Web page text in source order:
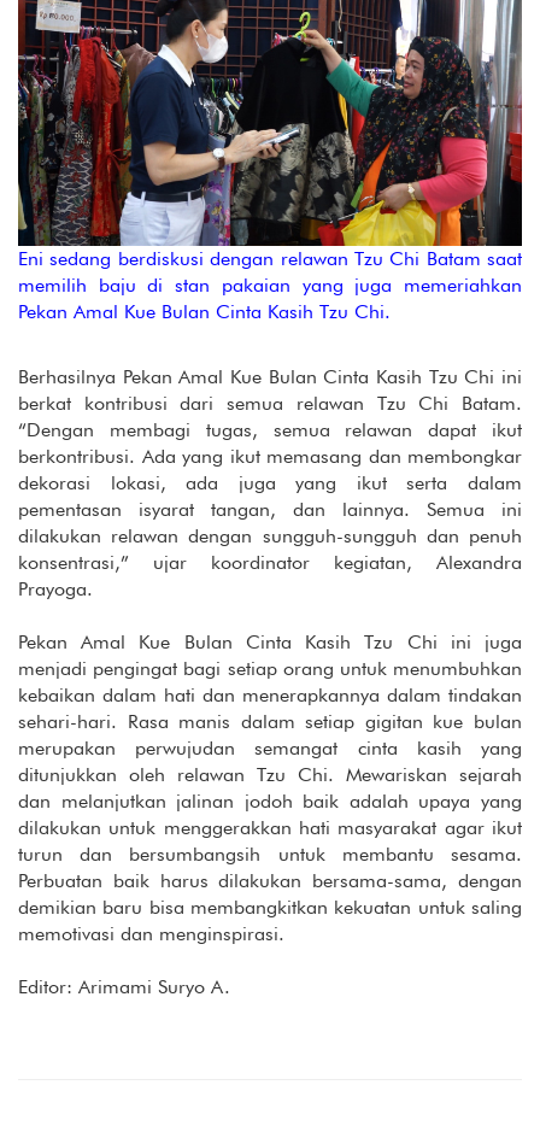
Eni sedang berdiskusi dengan relawan Tzu Chi Batam saat
memilih baju di stan pakaian yang juga memeriahkan
Pekan Amal Kue Bulan Cinta Kasih Tzu Chi.
Berhasilnya Pekan Amal Kue Bulan Cinta Kasih Tzu Chi ini
berkat kontribusi dari semua relawan Tzu Chi Batam.
“Dengan membagi tugas, semua relawan dapat ikut
berkontribusi. Ada yang ikut memasang dan membongkar
dekorasi lokasi, ada juga yang ikut serta dalam
pementasan isyarat tangan, dan lainnya. Semua ini
dilakukan relawan dengan sungguh-sungguh dan penuh
konsentrasi,” ujar koordinator kegiatan, Alexandra
Prayoga.
Pekan Amal Kue Bulan Cinta Kasih Tzu Chi ini juga
menjadi pengingat bagi setiap orang untuk menumbuhkan
kebaikan dalam hati dan menerapkannya dalam tindakan
sehari-hari. Rasa manis dalam setiap gigitan kue bulan
merupakan perwujudan semangat cinta kasih yang
ditunjukkan oleh relawan Tzu Chi. Mewariskan sejarah
dan melanjutkan jalinan jodoh baik adalah upaya yang
dilakukan untuk menggerakkan hati masyarakat agar ikut
turun dan bersumbangsih untuk membantu sesama.
Perbuatan baik harus dilakukan bersama-sama, dengan
demikian baru bisa membangkitkan kekuatan untuk saling
memotivasi dan menginspirasi.
Editor: Arimami Suryo A.